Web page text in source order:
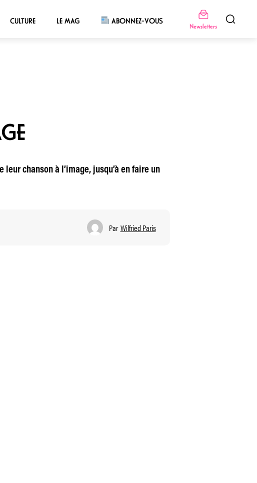
CULTURE LE MAG ABONNEZ-VOUS
Newsletters
chanson à l’image, jusqu’à en faire un
Par Wilfried Paris